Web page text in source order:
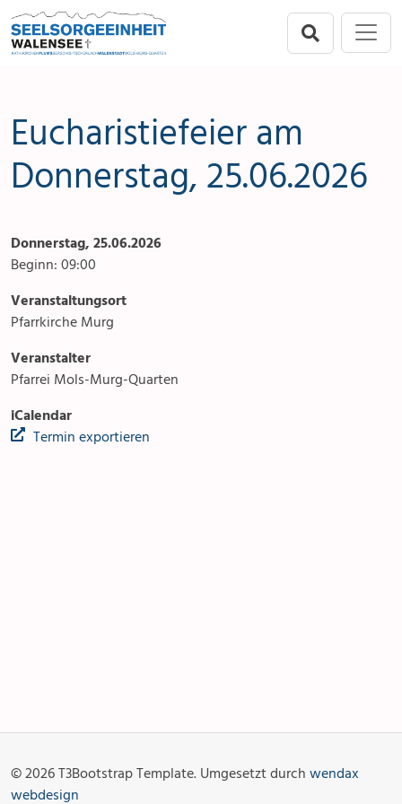
Direkt zur Hauptnavigation springen
Direkt zum Inhalt springen
Eucharistiefeier am
Donnerstag, 25.06.2026
Donnerstag, 25.06.2026
Beginn: 09:00
Veranstaltungsort
Pfarrkirche Murg
Veranstalter
Pfarrei Mols-Murg-Quarten
iCalendar
Termin exportieren
© 2026 T3Bootstrap Template. Umgesetzt durch wendax
webdesign
Menu
Berschis-Tscherlach
Mols-Murg-Quarten
Seelsorgeeinheit
Aktuelles & Fotogalerie
Links
Stellenangebot
Angebot & Sakramente
Aktuelles
Fotogalerie
Links